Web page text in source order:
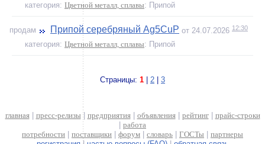
категория: Цветной металл, сплавы: Припой
продам Припой серебряный Ag5CuP от 24.07.2026 12:30
категория: Цветной металл, сплавы: Припой
Страницы: 1 | 2 | 3
главная| пресс-релизы | предприятия| объявления| рейтинг| прайс-строки
| работа
потребности | поставщики | форум | словарь | ГОСТы | партнеры